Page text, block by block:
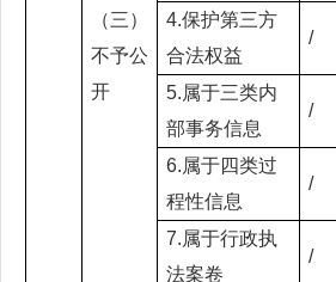
（三）
不予公
开
4.保护第三方
合法权益
/
5.属于三类内
部事务信息
/
6.属于四类过
程性信息
/
7.属于行政执
法案卷
/